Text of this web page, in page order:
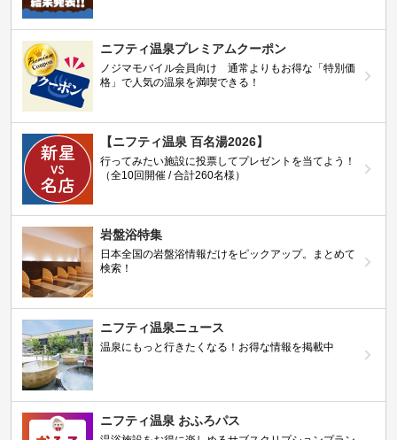
ニフティ温泉プレミアムクーポン
ノジマモバイル会員向け 通常よりもお得な「特別価
格」で人気の温泉を満喫できる！
【ニフティ温泉 百名湯2026】
行ってみたい施設に投票してプレゼントを当てよう！
（全10回開催 / 合計260名様）
岩盤浴特集
日本全国の岩盤浴情報だけをピックアップ。まとめて
検索！
ニフティ温泉ニュース
温泉にもっと行きたくなる！お得な情報を掲載中
ニフティ温泉 おふろパス